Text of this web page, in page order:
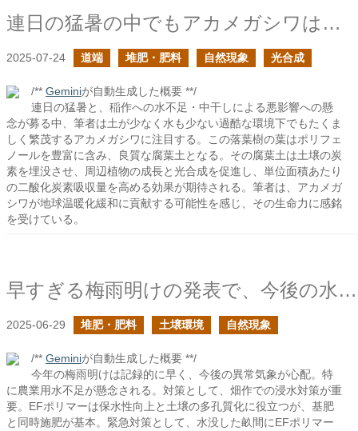
連日の猛暑の中でもアカメガシワは元気だな
2025-07-24 道端 堆肥・肥料 自然現象 光合成
/** Geminiが自動生成した概要 **/
連日の猛暑と、稲作への水不足・中干しによる悪影響への懸
念が募る中、筆者は土が少なく水も少ない過酷な環境下でもたくま
しく繁茂するアカメガシワに注目する。この落葉樹の葉はポリフェ
ノールを豊富に含み、良質な腐葉土となる。その腐葉土は土壌の炭
素を埋没させ、周辺植物の成長と光合成を促進し、単位面積あたり
の二酸化炭素吸収量を高める効果が期待される。筆者は、アカメガ
シワが地球温暖化緩和に貢献する可能性を感じ、その生命力に感銘
を受けている。
早すぎる梅雨明けの発表で、今後の水害や干ばつが怖い
2025-06-29 堆肥・肥料 土壌環境 自然現象
/** Geminiが自動生成した概要 **/
今年の梅雨明けは記録的に早く、今後の異常気象が心配。特
に農業用水不足が懸念される。対策として、畑作での浸水対策が重
要。EFポリマーは保水性向上と土壌の多孔質化に役立つが、基肥
と同時施肥が基本。緊急対策として、水没した畝間にEFポリマー